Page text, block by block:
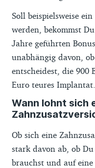
Soll beispielsweise
werden, bekommst
Jahre geführten
unabhängig davon,
entscheidest, die 900
Euro teures Implantat.
Wann lohnt sich
Ob sich eine
stark davon ab, ob
brauchst und auf